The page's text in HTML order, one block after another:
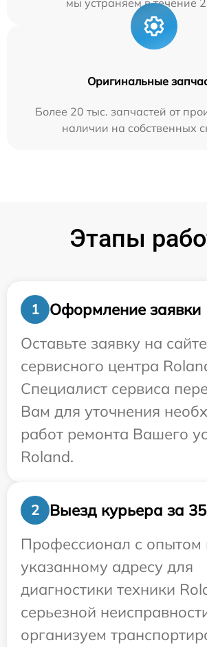
мы устраняем в течение
Оригинальные
Более 20 тыс. запчастей от
наличии на собственных
Этапы
1
Оформление заявки
Оставьте заявку на сайте
сервисного центра
Специалист сервиса
Вам для уточнения
работ ремонта Вашего
Roland.
2
Выезд курьера за
Профессионал с опытом
указанному адресу для
диагностики техники
серьезной
организуем